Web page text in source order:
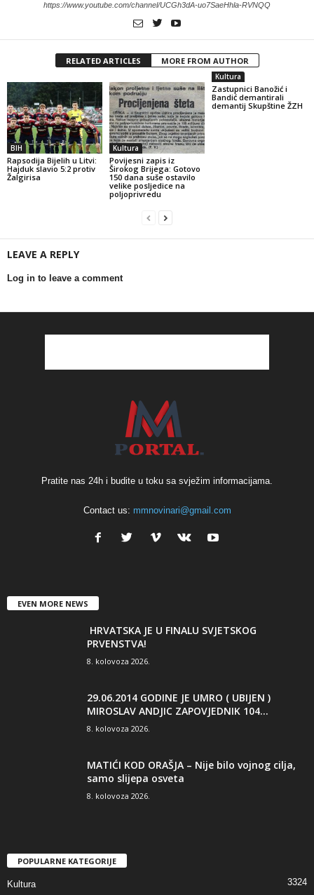
https://www.youtube.com/channel/UCGh3dA-uo7SaeHhla-RVNQQ
RELATED ARTICLES MORE FROM AUTHOR
BIH
Rapsodija Bijelih u Litvi:
Hajduk slavio 5:2 protiv
Žalgirisa
Kultura
Povijesni zapis iz
Širokog Brijega: Gotovo
150 dana suše ostavilo
velike posljedice na
poljoprivredu
Kultura
Zastupnici Banožić i
Bandić demantirali
demantij Skupštine ŽZH
LEAVE A REPLY
Log in to leave a comment
Pratite nas 24h i budite u toku sa svježim informacijama.
Contact us: mmnovinari@gmail.com
EVEN MORE NEWS
HRVATSKA JE U FINALU SVJETSKOG
PRVENSTVA!
8. kolovoza 2026.
29.06.2014 GODINE JE UMRO ( UBIJEN )
MIROSLAV ANDJIC ZAPOVJEDNIK 104...
8. kolovoza 2026.
MATIĆI KOD ORAŠJA – Nije bilo vojnog cilja,
samo slijepa osveta
8. kolovoza 2026.
POPULARNE KATEGORIJE
Kultura 3324